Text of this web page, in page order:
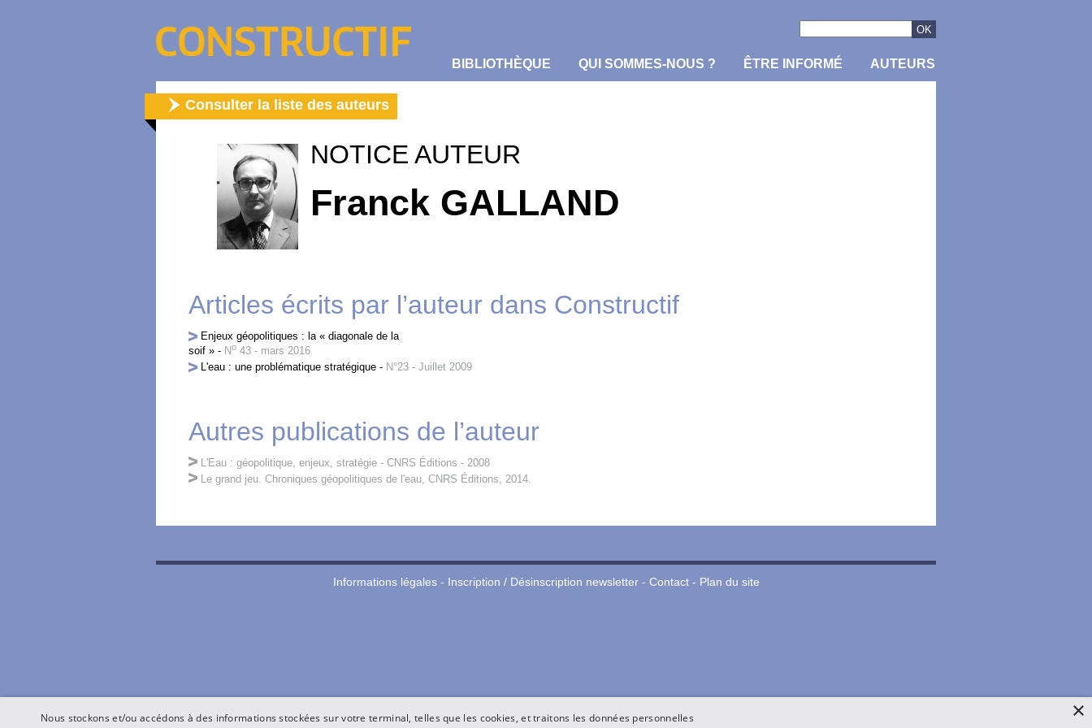
BIBLIOTHÈQUE QUI SOMMES-NOUS ? ÊTRE INFORMÉ AUTEURS
Consulter la liste des auteurs
NOTICE AUTEUR
Franck GALLAND
Articles écrits par l’auteur dans Constructif
Enjeux géopolitiques : la « diagonale de la
soif » - No 43 - mars 2016
L'eau : une problématique stratégique - N°23 - Juillet 2009
Autres publications de l’auteur
L'Eau : géopolitique, enjeux, stratégie - CNRS Éditions - 2008
Le grand jeu. Chroniques géopolitiques de l'eau, CNRS Éditions, 2014.
Informations légales- Inscription / Désinscription newsletter- Contact- Plan du site
Nous stockons et/ou accédons à des informations stockées sur votre terminal, telles que les cookies, et traitons les données personnelles ×